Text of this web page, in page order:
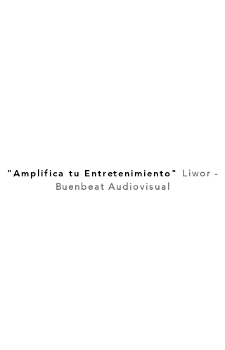
"Amplifica tu Entretenimiento"
Liwor -
Buenbeat Audiovisual